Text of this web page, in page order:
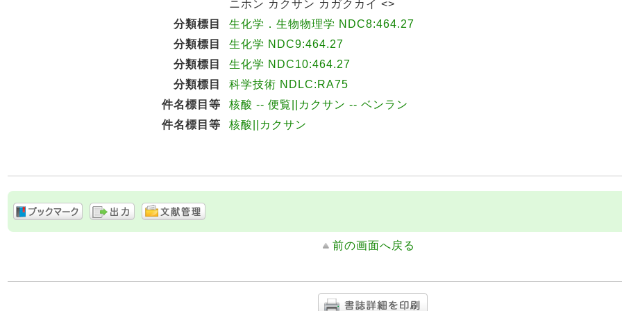
ニホン カクサン カガクカイ <>
分類標目
生化学．生物物理学 NDC8:464.27
分類標目
生化学 NDC9:464.27
分類標目
生化学 NDC10:464.27
分類標目
科学技術 NDLC:RA75
件名標目等
核酸 -- 便覧||カクサン -- ベンラン
件名標目等
核酸||カクサン
前の画面へ戻る